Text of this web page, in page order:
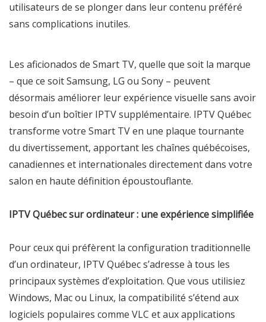
utilisateurs de se plonger dans leur contenu préféré
sans complications inutiles.
Les aficionados de Smart TV, quelle que soit la marque
– que ce soit Samsung, LG ou Sony – peuvent
désormais améliorer leur expérience visuelle sans avoir
besoin d’un boîtier IPTV supplémentaire. IPTV Québec
transforme votre Smart TV en une plaque tournante
du divertissement, apportant les chaînes québécoises,
canadiennes et internationales directement dans votre
salon en haute définition époustouflante.
IPTV Québec sur ordinateur : une expérience simplifiée
Pour ceux qui préfèrent la configuration traditionnelle
d’un ordinateur, IPTV Québec s’adresse à tous les
principaux systèmes d’exploitation. Que vous utilisiez
Windows, Mac ou Linux, la compatibilité s’étend aux
logiciels populaires comme VLC et aux applications